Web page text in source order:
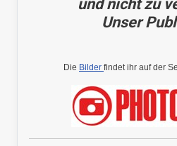
und nicht zu
Unser
Die Bilder findet ihr auf der